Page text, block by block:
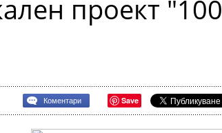
проект "100
Коментари Save